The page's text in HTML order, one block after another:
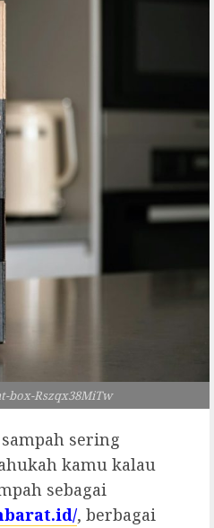
box-Rszqx38MiTw
sering
kamu kalau
sebagai
, berbagai